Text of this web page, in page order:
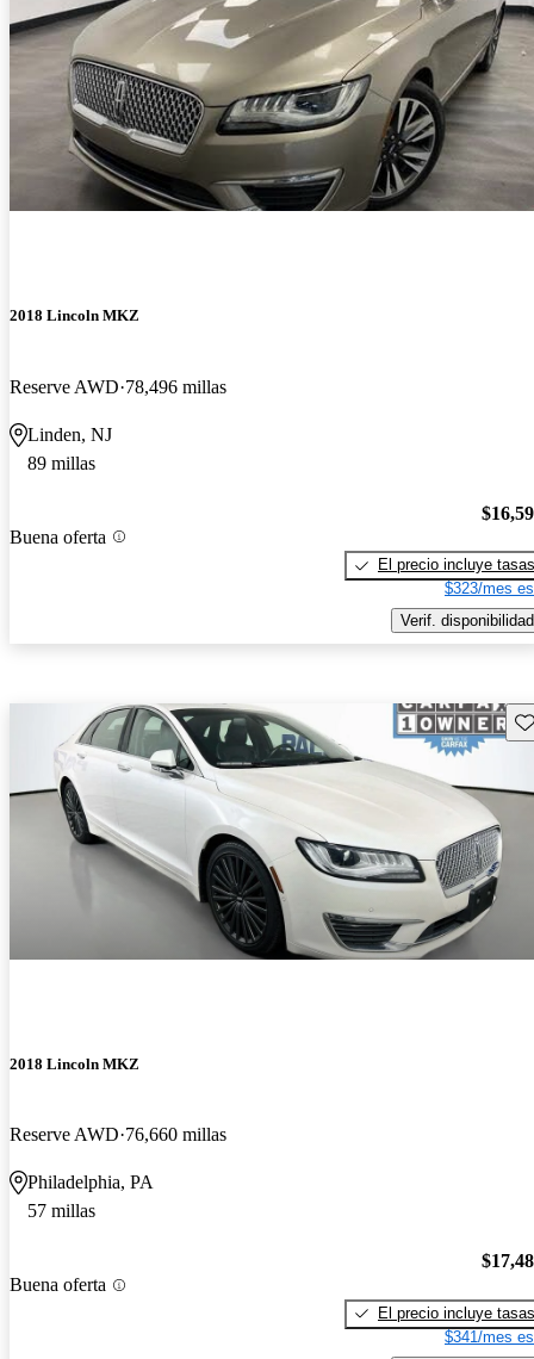
2018 Lincoln MKZ
Reserve AWD 78,496 millas
Linden, NJ
89 millas
Buena oferta
El precio incluye tasas
$323/mes
Verif. disponibilidad
2018 Lincoln MKZ
Reserve AWD 76,660 millas
Philadelphia, PA
57 millas
Buena oferta
El precio incluye tasas
$341/mes